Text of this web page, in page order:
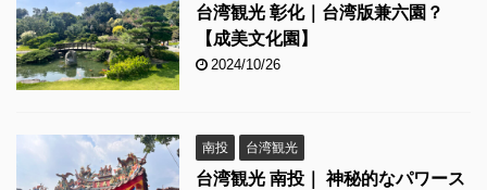
台湾観光 彰化｜台湾版兼六園？
【成美文化園】
2024/10/26
南投 台湾観光
台湾観光 南投｜ 神秘的なパワース